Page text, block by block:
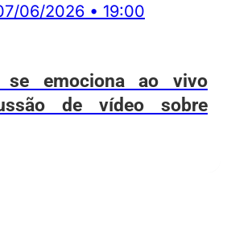
06/2026 • 19:00
se emociona ao vivo
de vídeo sobre